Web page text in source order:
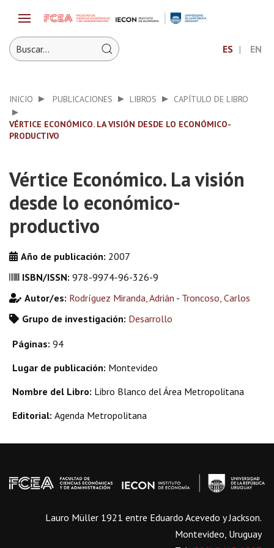
ES EN
INICIO PUBLICACIONES LIBROS CAPÍTULO DE LIBRO
VÉRTICE ECONÓMICO. LA VISIÓN DESDE LO ECONÓMICO-
PRODUCTIVO
Vértice Económico. La visión
desde lo económico-
productivo
Año de publicación: 2007
ISBN/ISSN: 978-9974-96-326-9
Autor/es: Rodríguez Miranda, Adrián - Troncoso, Carlos
Grupo de investigación: Desarrollo
Páginas: 94
Lugar de publicación: Montevideo
Nombre del Libro: Libro Blanco del Área Metropolitana
Editorial: Agenda Metropolitana
Lauro Müller 1921 entre Eduardo Acevedo y Jackson.
Montevideo, Uruguay